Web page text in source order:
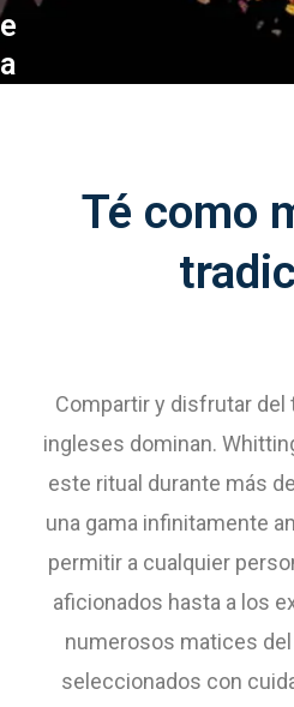
e
a
Té como
Compartir y disfrutar del
ingleses dominan.
este ritual durante más
una gama infinitamente
permitir a cualquier
aficionados hasta a los
numerosos matices
seleccionados con